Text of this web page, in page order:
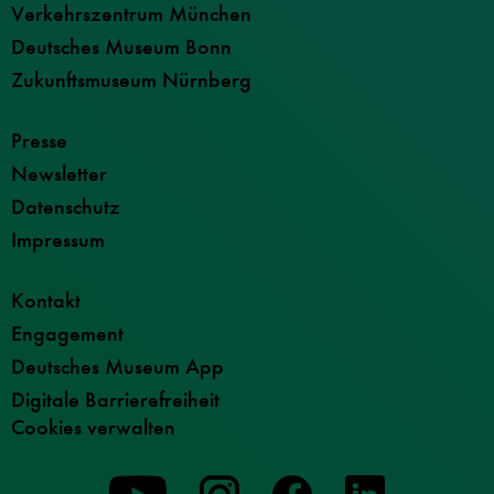
Verkehrszentrum München
Deutsches Museum Bonn
Zukunftsmuseum Nürnberg
Presse
Newsletter
Datenschutz
Impressum
Kontakt
Engagement
Deutsches Museum App
Digitale Barrierefreiheit
Cookies verwalten